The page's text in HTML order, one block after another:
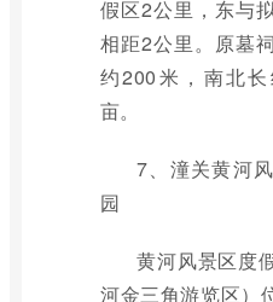
假区2公里，东与
相距2公里。原墓
约200米，南北
亩。
7、潼关黄河
园
黄河风景区度
河金三角游览区）